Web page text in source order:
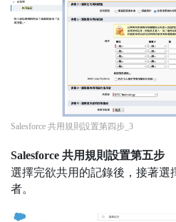
Salesforce 共用規則設置第四步_3
Salesforce 共用規則設置第五步
選擇完欲共用的記錄後，接著選
者。